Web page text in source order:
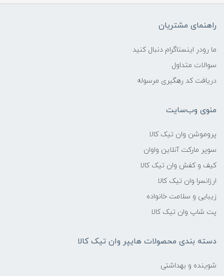
راهنمای مشتریان
ما رودر اینستاگرام دنبال کنید
سوالات متداول
دریافت کد رهگیری مرسوله
منوی وب‌سایت
پروموشن وان تیک کالا
سوپر مارکت آنلاین واوان
کیف و کفش وان تیک کالا
ارزانسرا وان تیک کالا
زیبایی و سلامت خانواده
پت شاپ وان تیک کالا
دسته بندی محصولات هایپر وان تیک کالا
شوینده و بهداشتی